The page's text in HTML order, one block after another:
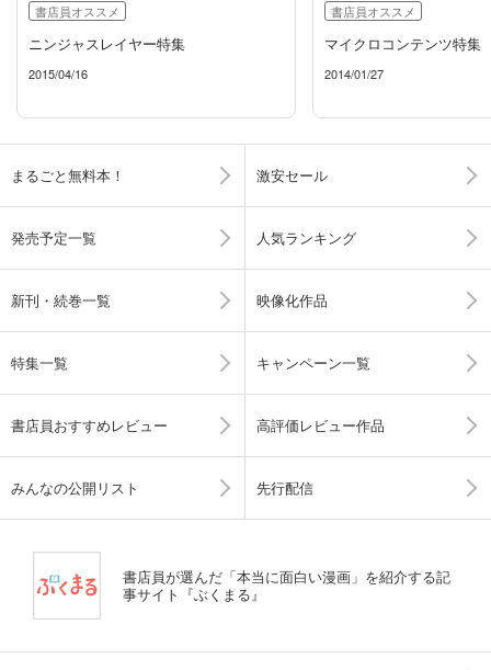
書店員オススメ
ニンジャスレイヤー特集
2015/04/16
書店員オススメ
マイクロコンテンツ特集
2014/01/27
まるごと無料本！ 激安セール
発売予定一覧 人気ランキング
新刊・続巻一覧 映像化作品
特集一覧 キャンペーン一覧
書店員おすすめレビュー 高評価レビュー作品
みんなの公開リスト 先行配信
書店員が選んだ「本当に面白い漫画」を紹介する記
事サイト『ぶくまる』